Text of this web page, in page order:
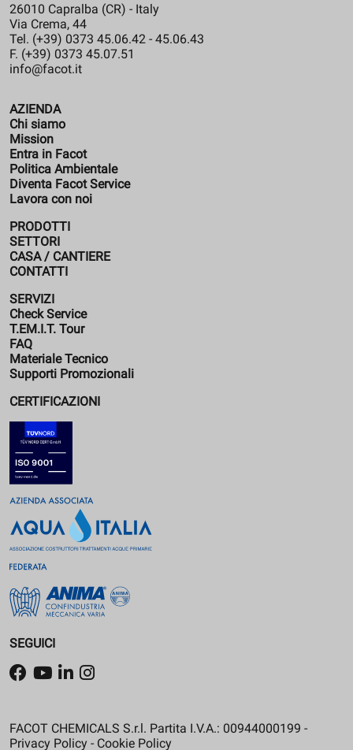
26010 Capralba (CR) - Italy
Via Crema, 44
Tel. (+39) 0373 45.06.42 - 45.06.43
F. (+39) 0373 45.07.51
info@facot.it
AZIENDA
Chi siamo
Mission
Entra in Facot
Politica Ambientale
Diventa Facot Service
Lavora con noi
PRODOTTI
SETTORI
CASA / CANTIERE
CONTATTI
SERVIZI
Check Service
T.EM.I.T. Tour
FAQ
Materiale Tecnico
Supporti Promozionali
CERTIFICAZIONI
SEGUICI
FACOT CHEMICALS S.r.l. Partita I.V.A.: 00944000199 -
Privacy Policy - Cookie Policy